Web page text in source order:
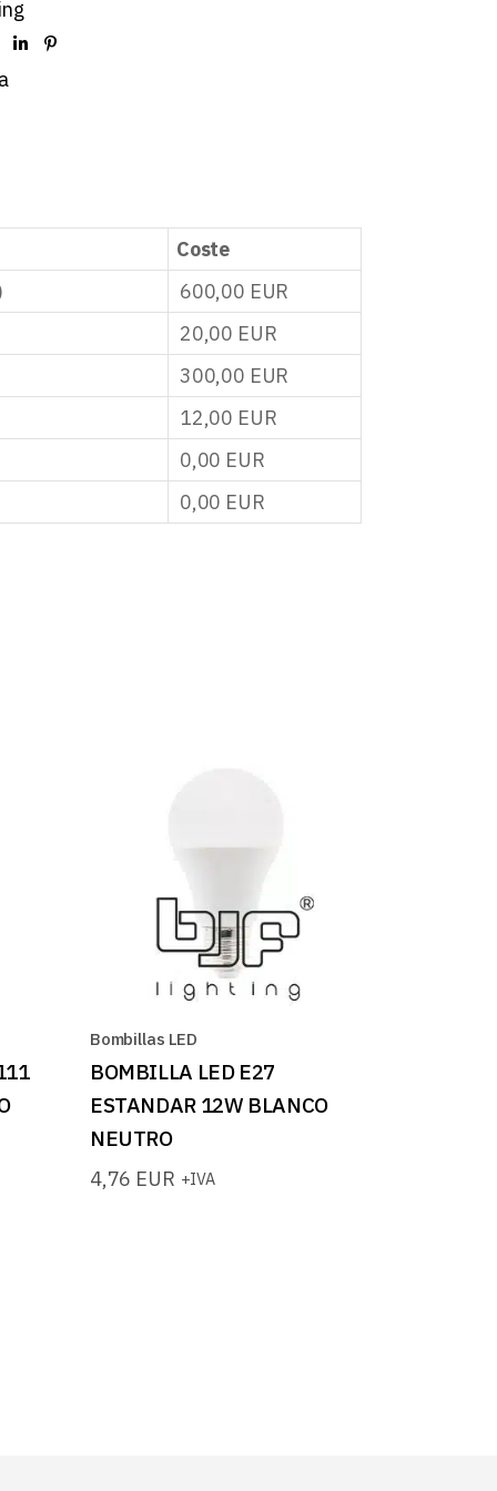
Coste
600,00 EUR
20,00 EUR
300,00 EUR
12,00 EUR
0,00 EUR
0,00 EUR
Bombillas LED
BOMBILLA LED E27
ESTANDAR 12W BLANCO
NEUTRO
4,76 EUR +IVA